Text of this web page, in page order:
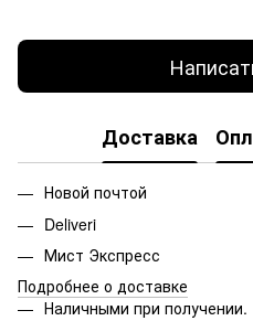
Доставка
Новой почтой
Deliveri
Мист Экспресс
Подробнее о доставке
Наличными при получении.